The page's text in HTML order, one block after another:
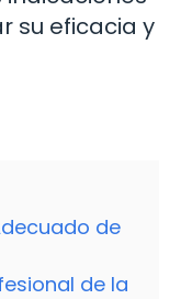
su eficacia y
de
de la